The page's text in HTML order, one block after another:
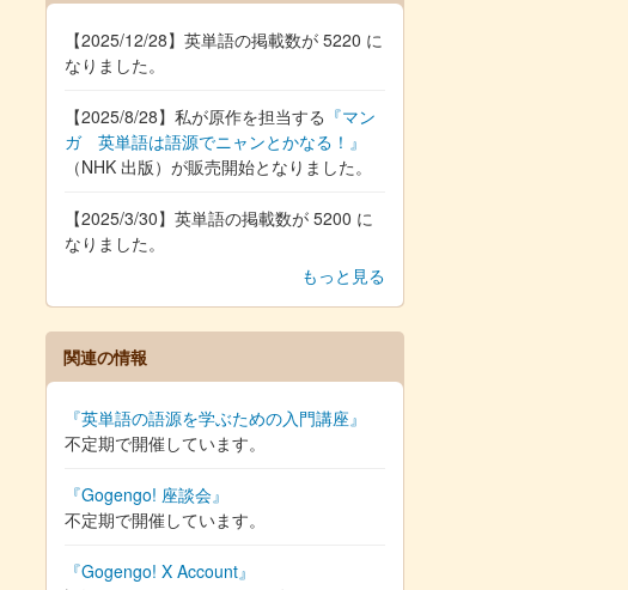
【2025/12/28】英単語の掲載数が 5220 に
なりました。
【2025/8/28】私が原作を担当する 『マン
ガ 英単語は語源でニャンとかなる！』
（NHK 出版）が販売開始となりました。
【2025/3/30】英単語の掲載数が 5200 に
なりました。
もっと見る
関連の情報
『英単語の語源を学ぶための入門講座』
不定期で開催しています。
『Gogengo! 座談会』
不定期で開催しています。
『Gogengo! X Account』